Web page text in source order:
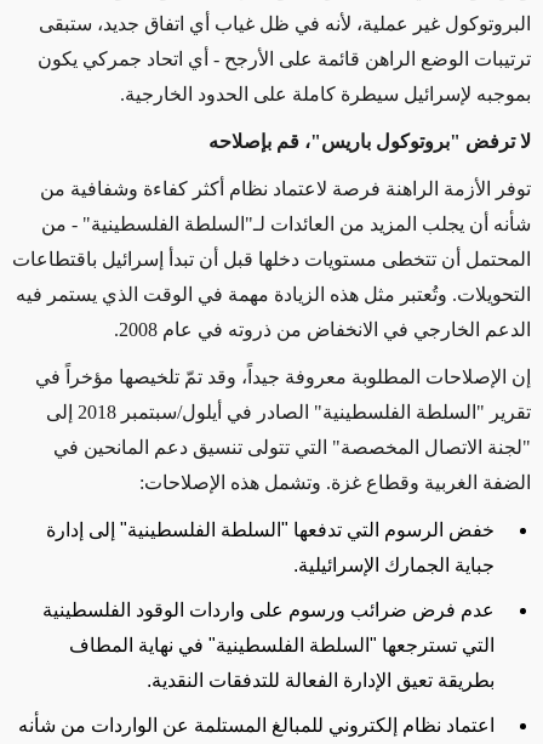
البروتوكول غير عملية، لأنه في ظل غياب أي اتفاق جديد، ستبقى
ترتيبات الوضع الراهن قائمة على الأرجح - أي اتحاد جمركي يكون
بموجبه لإسرائيل سيطرة كاملة على الحدود الخارجية.
لا ترفض "بروتوكول باريس"، قم بإصلاحه
توفر الأزمة الراهنة فرصة لاعتماد نظام أكثر كفاءة وشفافية من
شأنه أن يجلب المزيد من العائدات لـ"السلطة الفلسطينية" - من
المحتمل أن تتخطى مستويات دخلها قبل أن تبدأ إسرائيل باقتطاعات
التحويلات. وتُعتبر مثل هذه الزيادة مهمة في الوقت الذي يستمر فيه
الدعم الخارجي في الانخفاض من ذروته في عام 2008.
إن الإصلاحات المطلوبة معروفة جيداً، وقد تمّ تلخيصها مؤخراً في
تقرير "السلطة الفلسطينية" الصادر في أيلول/سبتمبر 2018 إلى
"لجنة الاتصال المخصصة" التي تتولى تنسيق دعم المانحين في
الضفة الغربية وقطاع غزة. وتشمل هذه الإصلاحات:
خفض الرسوم التي تدفعها "السلطة الفلسطينية" إلى إدارة
جباية الجمارك الإسرائيلية.
عدم فرض ضرائب ورسوم على واردات الوقود الفلسطينية
التي تسترجعها "السلطة الفلسطينية" في نهاية المطاف
بطريقة تعيق الإدارة الفعالة للتدفقات النقدية.
اعتماد نظام إلكتروني للمبالغ المستلمة عن الواردات من شأنه